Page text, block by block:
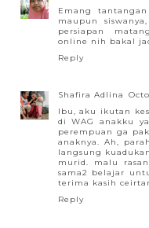
Emang
maupun
persiapan
online nih bakal
Reply
Shafira Adlina
Ibu, aku ikutan
di WAG anakku
perempuan ga
anaknya. Ah,
langsung
murid. malu
sama2 belajar
terima kasih
Reply